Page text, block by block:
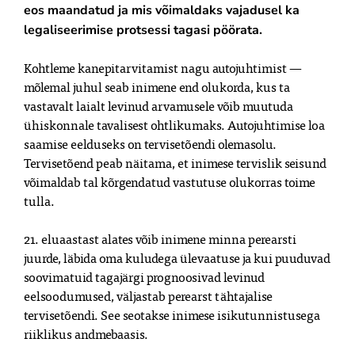
eos maandatud ja mis võimaldaks vajadusel ka
legaliseerimise protsessi tagasi pöörata.
Kohtleme kanepitarvitamist nagu autojuhtimist —
mõlemal juhul seab inimene end olukorda, kus ta
vastavalt laialt levinud arvamusele võib muutuda
ühiskonnale tavalisest ohtlikumaks. Autojuhtimise loa
saamise eelduseks on tervisetõendi olemasolu.
Tervisetõend peab näitama, et inimese tervislik seisund
võimaldab tal kõrgendatud vastutuse olukorras toime
tulla.
21. eluaastast alates võib inimene minna perearsti
juurde, läbida oma kuludega ülevaatuse ja kui puuduvad
soovimatuid tagajärgi prognoosivad levinud
eelsoodumused, väljastab perearst tähtajalise
tervisetõendi. See seotakse inimese isikutunnistusega
riiklikus andmebaasis.